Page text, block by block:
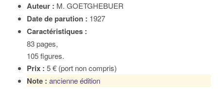
Auteur : M. GOETGHEBUER
Date de parution : 1927
Caractéristiques :
83 pages,
105 figures.
Prix : 5 € (port non compris)
Note : ancienne édition